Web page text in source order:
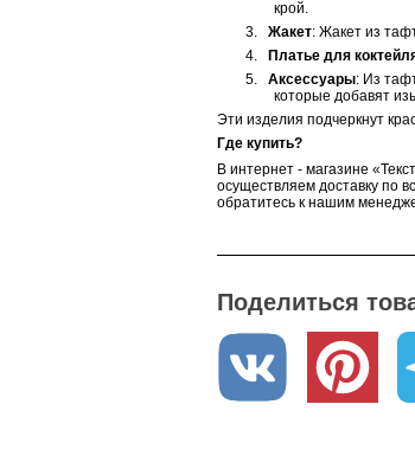
крой.
3.
Жакет: Жакет из
4.
Платье для
5.
Аксессуары: Из
которые добавят
Эти изделия подчеркнут
Где купить?
В интернет - магазине
осуществляем доставку по
обратитесь к нашим
Поделиться